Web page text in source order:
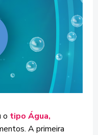
o tipo Água,
A primeira